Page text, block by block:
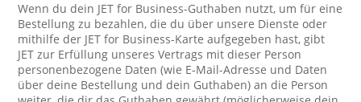
Wenn du dein JET for Business-Guthaben nutzt, um für eine
Bestellung zu bezahlen, die du über unsere Dienste oder
mithilfe der JET for Business-Karte aufgegeben hast, gibt
JET zur Erfüllung unseres Vertrags mit dieser Person
personenbezogene Daten (wie E-Mail-Adresse und Daten
über deine Bestellung und dein Guthaben) an die Person